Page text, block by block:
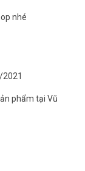
nhé
phẩm tại Vũ